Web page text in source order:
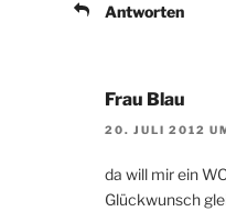
Antworten
Frau Blau
20. JULI 2012
da will mir ein
Glückwunsch